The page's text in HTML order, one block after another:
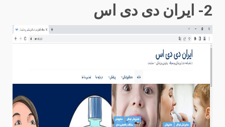
2- ایران دی دی اس